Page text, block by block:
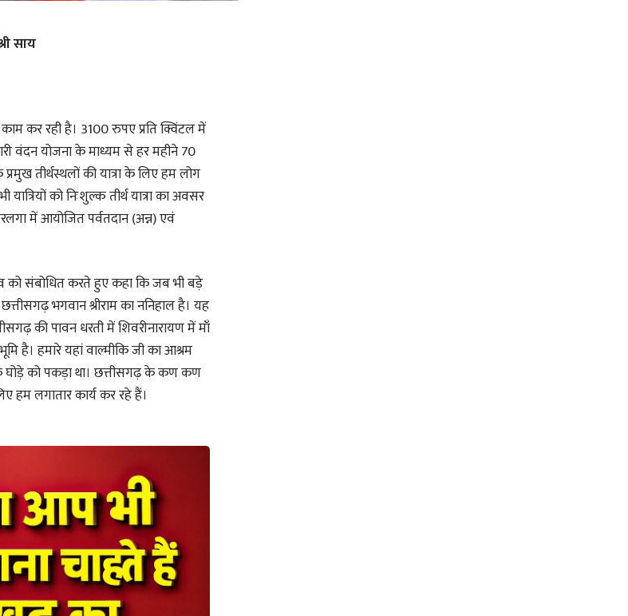
साय
कर रही है। 3100 रुपए प्रति क्विंटल में
वंदन योजना के माध्यम से हर महीने 70
तीर्थस्थलों की यात्रा के लिए हम लोग
को निःशुल्क तीर्थ यात्रा का अवसर
में आयोजित पर्वतदान (अन्न) एवं
को संबोधित करते हुए कहा कि जब भी बड़े
भगवान श्रीराम का ननिहाल है। यह
की पावन धरती में शिवरीनारायण में माँ
है। हमारे यहां वाल्मीकि जी का आश्रम
घोड़े को पकड़ा था। छत्तीसगढ़ के कण कण
हम लगातार कार्य कर रहे हैं।